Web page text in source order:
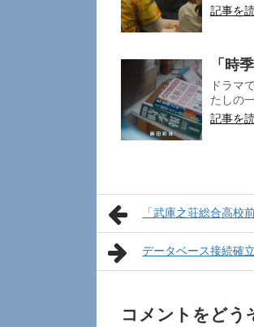
記事を
「時
ドラマ
たしの
記事を
「武庫之荘総合高校
データベース接続確
コメントをどう